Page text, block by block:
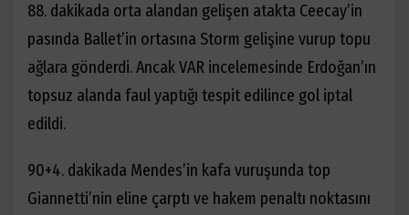
88. dakikada orta alandan gelişen atakta Ceecay’in
pasında Ballet’in ortasına Storm gelişine vurup topu
ağlara gönderdi. Ancak VAR incelemesinde Erdoğan’ın
topsuz alanda faul yaptığı tespit edilince gol iptal
edildi.
90+4. dakikada Mendes’in kafa vuruşunda top
Giannetti’nin eline çarptı ve hakem penaltı noktasını